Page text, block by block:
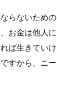
らないための
お金は他人に
ば生きていけ
すから、ニー